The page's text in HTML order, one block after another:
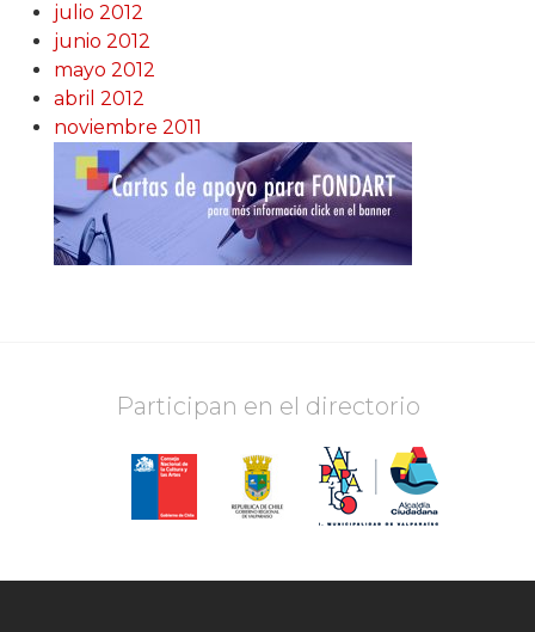
julio 2012
junio 2012
mayo 2012
abril 2012
noviembre 2011
Participan en el directorio